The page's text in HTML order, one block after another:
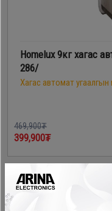
Homelux 9кг хагас
286/
Хагас автомат
469,900₮
399,900₮